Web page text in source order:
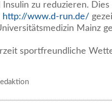
zu reduzieren.
http://www.d-run.de/
Mainz
sportfreundliche